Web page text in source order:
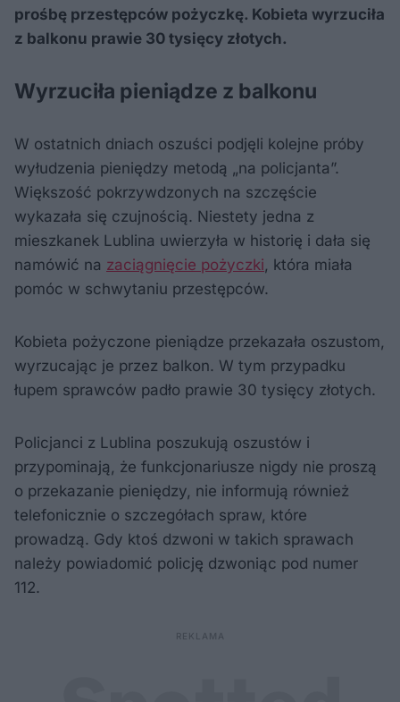
prośbę przestępców pożyczkę. Kobieta wyrzuciła
z balkonu prawie 30 tysięcy złotych.
Wyrzuciła pieniądze z balkonu
W ostatnich dniach oszuści podjęli kolejne próby
wyłudzenia pieniędzy metodą „na policjanta”.
Większość pokrzywdzonych na szczęście
wykazała się czujnością. Niestety jedna z
mieszkanek Lublina uwierzyła w historię i dała się
namówić na zaciągnięcie pożyczki, która miała
pomóc w schwytaniu przestępców.
Kobieta pożyczone pieniądze przekazała oszustom,
wyrzucając je przez balkon. W tym przypadku
łupem sprawców padło prawie 30 tysięcy złotych.
Policjanci z Lublina poszukują oszustów i
przypominają, że funkcjonariusze nigdy nie proszą
o przekazanie pieniędzy, nie informują również
telefonicznie o szczegółach spraw, które
prowadzą. Gdy ktoś dzwoni w takich sprawach
należy powiadomić policję dzwoniąc pod numer
112.